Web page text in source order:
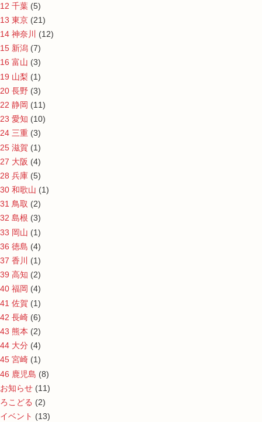
12 千葉 (5)
13 東京 (21)
14 神奈川
(12)
15 新潟 (7)
16 富山 (3)
19 山梨 (1)
20 長野 (3)
22 静岡 (11)
23 愛知 (10)
24 三重 (3)
25 滋賀 (1)
27 大阪 (4)
28 兵庫 (5)
30 和歌山 (1)
31 鳥取 (2)
32 島根 (3)
33 岡山 (1)
36 徳島 (4)
37 香川
(1)
39 高知 (2)
40 福岡 (4)
41 佐賀 (1)
42 長崎 (6)
43 熊本 (2)
44 大分 (4)
45 宮崎 (1)
46 鹿児島 (8)
お知らせ (11)
ろこどる (2)
イベント (13)